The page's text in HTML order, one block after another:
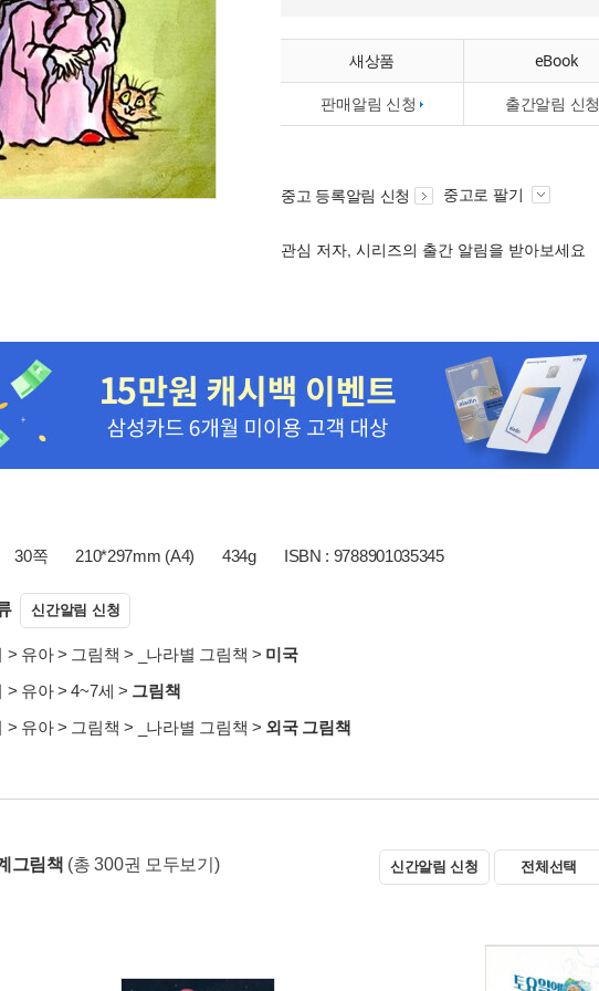
새상품 eBook
판매알림 신청 출간알림 신청
중고 등록알림 신청 중고로 팔기
관심 저자, 시리즈의 출간 알림을 받아보세요
30쪽 210*297mm (A4) 434g ISBN : 9788901035345
신간알림 신청
> 유아> 그림책 > _나라별 그림책 > 미국
> 유아>4~7세 > 그림책
> 유아> 그림책 > _나라별 그림책 > 외국 그림책
그림책 (총 300권 모두보기) 신간알림 신청 전체선택